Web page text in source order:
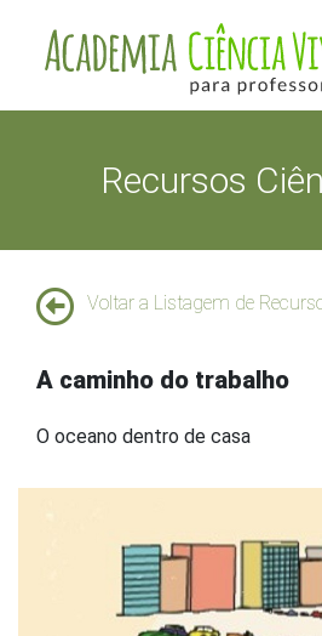
Recursos
Voltar a Listagem de
A caminho do trabalho
O oceano dentro de casa